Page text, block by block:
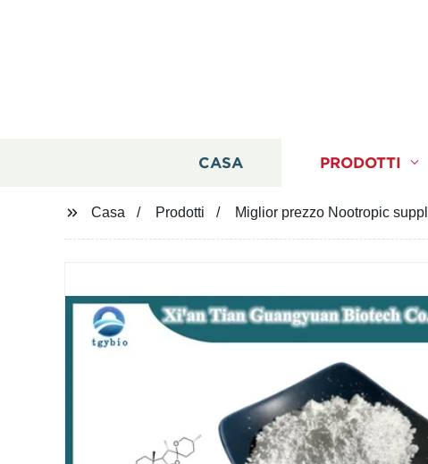
CASA PRODOTTI
Casa Prodotti Miglior prezzo Nootropic